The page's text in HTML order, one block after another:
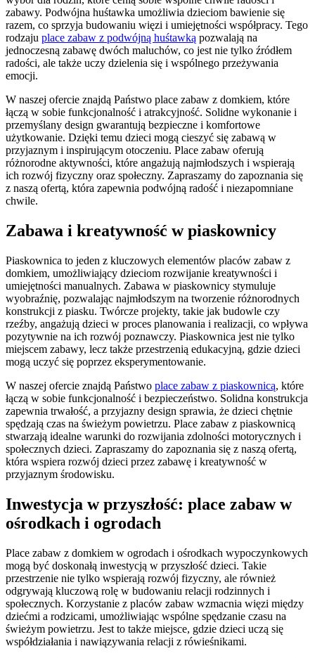
zabawy. Podwójna huśtawka umożliwia dzieciom bawienie się
razem, co sprzyja budowaniu więzi i umiejętności współpracy. Tego
rodzaju place zabaw z podwójną huśtawką pozwalają na
jednoczesną zabawę dwóch maluchów, co jest nie tylko źródłem
radości, ale także uczy dzielenia się i wspólnego przeżywania
emocji.
W naszej ofercie znajdą Państwo place zabaw z domkiem, które
łączą w sobie funkcjonalność i atrakcyjność. Solidne wykonanie i
przemyślany design gwarantują bezpieczne i komfortowe
użytkowanie. Dzięki temu dzieci mogą cieszyć się zabawą w
przyjaznym i inspirującym otoczeniu. Place zabaw oferują
różnorodne aktywności, które angażują najmłodszych i wspierają
ich rozwój fizyczny oraz społeczny. Zapraszamy do zapoznania się
z naszą ofertą, która zapewnia podwójną radość i niezapomniane
chwile.
Zabawa i kreatywność w piaskownicy
Piaskownica to jeden z kluczowych elementów placów zabaw z
domkiem, umożliwiający dzieciom rozwijanie kreatywności i
umiejętności manualnych. Zabawa w piaskownicy stymuluje
wyobraźnię, pozwalając najmłodszym na tworzenie różnorodnych
konstrukcji z piasku. Twórcze projekty, takie jak budowle czy
rzeźby, angażują dzieci w proces planowania i realizacji, co wpływa
pozytywnie na ich rozwój poznawczy. Piaskownica jest nie tylko
miejscem zabawy, lecz także przestrzenią edukacyjną, gdzie dzieci
mogą uczyć się poprzez eksperymentowanie.
W naszej ofercie znajdą Państwo place zabaw z piaskownicą, które
łączą w sobie funkcjonalność i bezpieczeństwo. Solidna konstrukcja
zapewnia trwałość, a przyjazny design sprawia, że dzieci chętnie
spędzają czas na świeżym powietrzu. Place zabaw z piaskownicą
stwarzają idealne warunki do rozwijania zdolności motorycznych i
społecznych dzieci. Zapraszamy do zapoznania się z naszą ofertą,
która wspiera rozwój dzieci przez zabawę i kreatywność w
przyjaznym środowisku.
Inwestycja w przyszłość: place zabaw w
ośrodkach i ogrodach
Place zabaw z domkiem w ogrodach i ośrodkach wypoczynkowych
mogą być doskonałą inwestycją w przyszłość dzieci. Takie
przestrzenie nie tylko wspierają rozwój fizyczny, ale również
odgrywają kluczową rolę w budowaniu relacji rodzinnych i
społecznych. Korzystanie z placów zabaw wzmacnia więzi między
dziećmi a rodzicami, umożliwiając wspólne spędzanie czasu na
świeżym powietrzu. Jest to także miejsce, gdzie dzieci uczą się
współdziałania i nawiązywania relacji z rówieśnikami.